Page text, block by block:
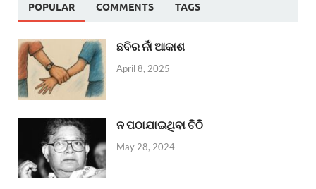
POPULAR COMMENTS TAGS
ଛବିର ନାଁ ଆକାଶ
April 8, 2025
ନ ପଠାଯାଇଥିବା ଚିଠି
May 28, 2024